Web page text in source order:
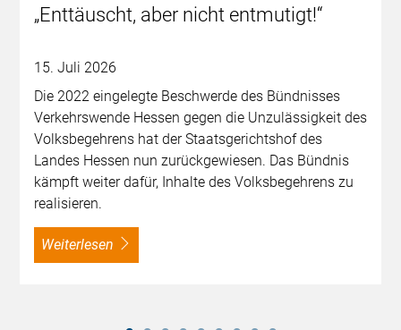
„Enttäuscht, aber nicht entmutigt!“
15. Juli 2026
Die 2022 eingelegte Beschwerde des Bündnisses
Verkehrswende Hessen gegen die Unzulässigkeit des
Volksbegehrens hat der Staatsgerichtshof des
Landes Hessen nun zurückgewiesen. Das Bündnis
kämpft weiter dafür, Inhalte des Volksbegehrens zu
realisieren.
weiterlesen